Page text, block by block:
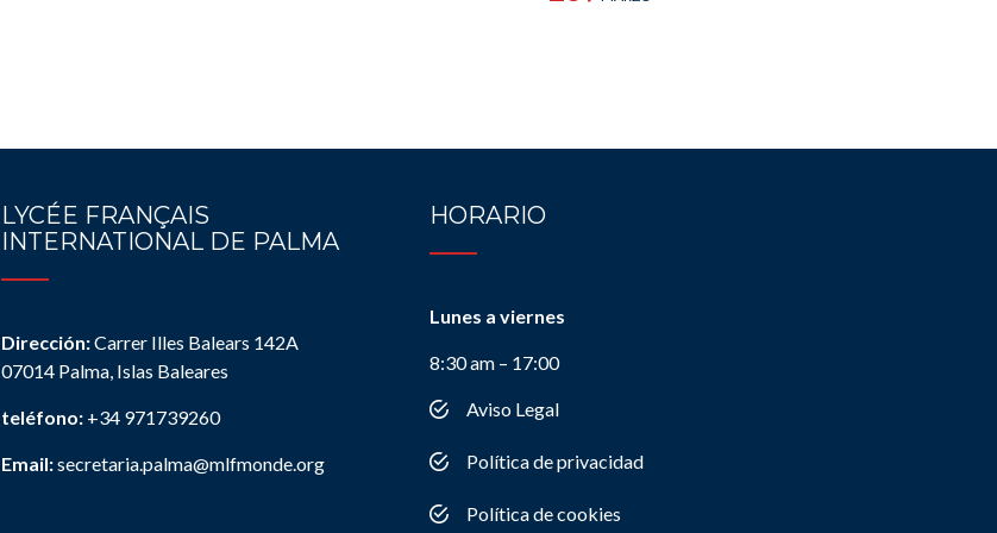
LYCÉE FRANÇAIS
INTERNATIONAL DE PALMA
Dirección:Carrer Illes Balears 142A
07014 Palma, Islas Baleares
teléfono: +34 971739260
Email:secretaria.palma@mlfmonde.org
HORARIO
Lunes a viernes
8:30 am – 17:00
Aviso Legal
Política de privacidad
Política de cookies